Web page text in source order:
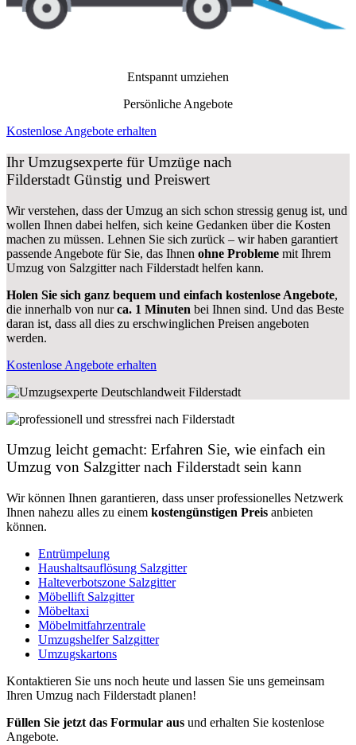
Entspannt umziehen
Persönliche Angebote
Kostenlose Angebote erhalten
Ihr Umzugsexperte für Umzüge nach
Filderstadt Günstig und Preiswert
Wir verstehen, dass der Umzug an sich schon stressig genug ist, und
wollen Ihnen dabei helfen, sich keine Gedanken über die Kosten
machen zu müssen. Lehnen Sie sich zurück – wir haben garantiert
passende Angebote für Sie, das Ihnen ohne Probleme mit Ihrem
Umzug von Salzgitter nach Filderstadt helfen kann.
Holen Sie sich ganz bequem und einfach kostenlose Angebote,
die innerhalb von nurca. 1 Minuten bei Ihnen sind. Und das Beste
daran ist, dass all dies zu erschwinglichen Preisen angeboten
werden.
Kostenlose Angebote erhalten
Umzug leicht gemacht: Erfahren Sie, wie einfach ein
Umzug von Salzgitter nach Filderstadt sein kann
Wir können Ihnen garantieren, dass unser professionelles Netzwerk
Ihnen nahezu alles zu einem kostengünstigen Preis anbieten
können.
Entrümpelung
Haushaltsauflösung Salzgitter
Halteverbotszone Salzgitter
Möbellift Salzgitter
Möbeltaxi
Möbelmitfahrzentrale
Umzugshelfer Salzgitter
Umzugskartons
Kontaktieren Sie uns noch heute und lassen Sie uns gemeinsam
Ihren Umzug nach Filderstadt planen!
Füllen Sie jetzt das Formular aus und erhalten Sie kostenlose
Angebote.